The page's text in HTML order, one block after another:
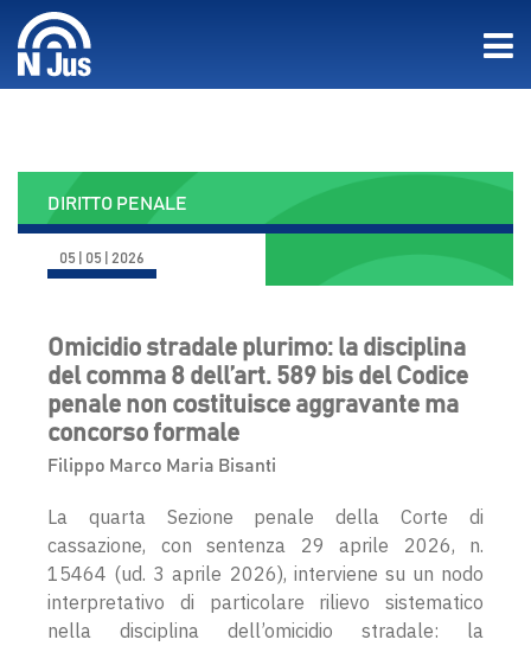
DIRITTO PENALE
05 | 05 | 2026
Omicidio stradale plurimo: la disciplina
del comma 8 dell’art. 589 bis del Codice
penale non costituisce aggravante ma
concorso formale
Filippo Marco Maria Bisanti
La quarta Sezione penale della Corte di
cassazione, con sentenza 29 aprile 2026, n.
15464 (ud. 3 aprile 2026), interviene su un nodo
interpretativo di particolare rilievo sistematico
nella disciplina dell’omicidio stradale: la